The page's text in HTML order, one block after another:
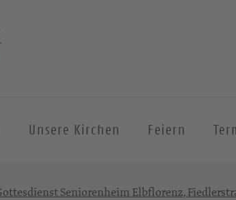
Unsere Kirchen Feiern
Seniorenheim Elbflorenz,